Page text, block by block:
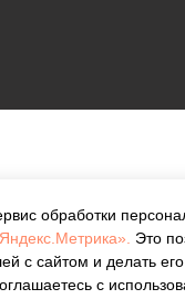
обработки
Это
с сайтом и делать
с